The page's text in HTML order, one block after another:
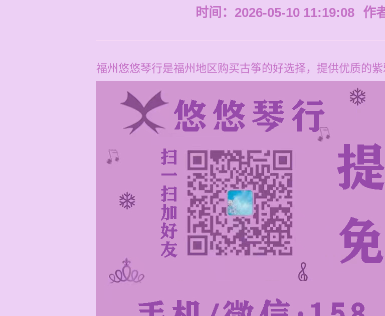
时间：2026-05-10 11:19:08 作
福州悠悠琴行是福州地区购买古筝的好选择，提供优质的